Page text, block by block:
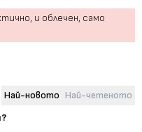
и облечен, само
Най-новото Най-четеното